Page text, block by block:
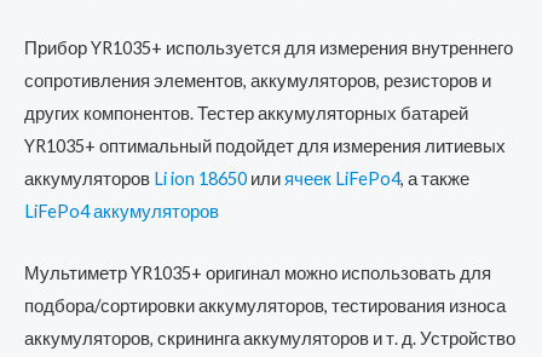
Прибор YR1035+ используется для измерения внутреннего
сопротивления элементов, аккумуляторов, резисторов и
других компонентов. Тестер аккумуляторных батарей
YR1035+ оптимальный подойдет для измерения литиевых
аккумуляторов Li ion 18650 илиячеек LiFePo4, а также
LiFePo4 аккумуляторов
Мультиметр YR1035+ оригинал можно использовать для
подбора/сортировки аккумуляторов, тестирования износа
аккумуляторов, скрининга аккумуляторов и т. д. Устройство